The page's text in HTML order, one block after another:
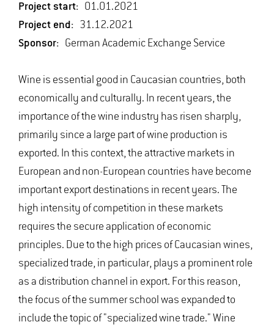
Project start: 01.01.2021
Project end: 31.12.2021
Sponsor: German Academic Exchange Service
Wine is essential good in Caucasian countries, both
economically and culturally. In recent years, the
importance of the wine industry has risen sharply,
primarily since a large part of wine production is
exported. In this context, the attractive markets in
European and non-European countries have become
important export destinations in recent years. The
high intensity of competition in these markets
requires the secure application of economic
principles. Due to the high prices of Caucasian wines,
specialized trade, in particular, plays a prominent role
as a distribution channel in export. For this reason,
the focus of the summer school was expanded to
include the topic of "specialized wine trade." Wine